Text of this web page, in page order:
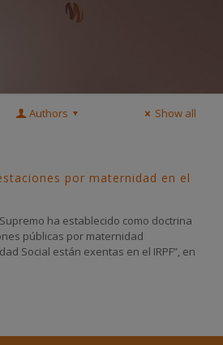
Authors Show all
por maternidad en el
ha establecido como doctrina
públicas por maternidad
Social están exentas en el IRPF”, en